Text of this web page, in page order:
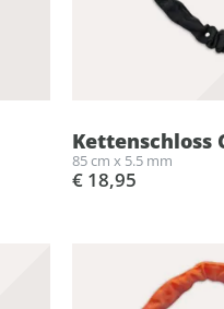
Kettenschloss
85 cm x 5.5 mm
€ 18,95